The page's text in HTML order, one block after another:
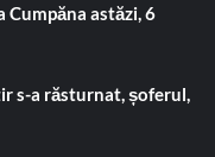
Cumpăna astăzi, 6
s-a răsturnat, șoferul,